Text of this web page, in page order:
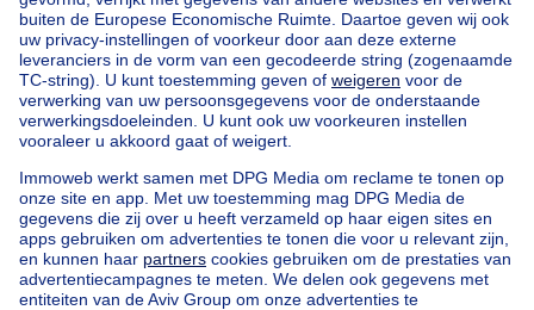
Home
Agentschappen
Agentschappen in Huldenberg
RLSTM
Onze huizen buiten BelgiëHuis te koop Frankrijk
Huis te koop Spanje
Huis te koop Italië
Huis te koop Luxemburg
Huis te koop Nederland
Goedkoop vastgoedGoedkoop huis te koop
Goedkope appartementen te huur
Onze huurwoningen met slaapkamers
Appartement te koop met 3 slaapkamers Oostende